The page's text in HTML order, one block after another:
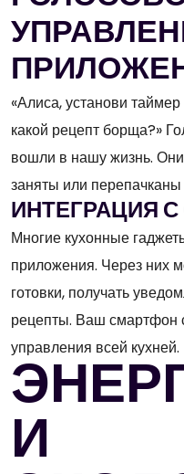
«Алиса, установи
какой рецепт борща?»
вошли в нашу жизнь. Они
заняты или
ИНТЕГРАЦИЯ
Многие кухонные
приложения. Через них
готовки, получать
рецепты. Ваш смартфон
управления всей кухней.
И